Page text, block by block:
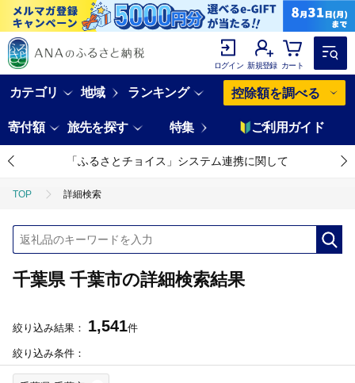
ログイン 新規登録 カート
カテゴリ 地域 ランキング 控除額を調べる
寄付額 旅先を探す 特集 ご利用ガイド
「ふるさとチョイス」システム連携に関して
TOP 詳細検索
千葉県 千葉市の詳細検索結果
絞り込み結果： 1,541件
絞り込み条件：